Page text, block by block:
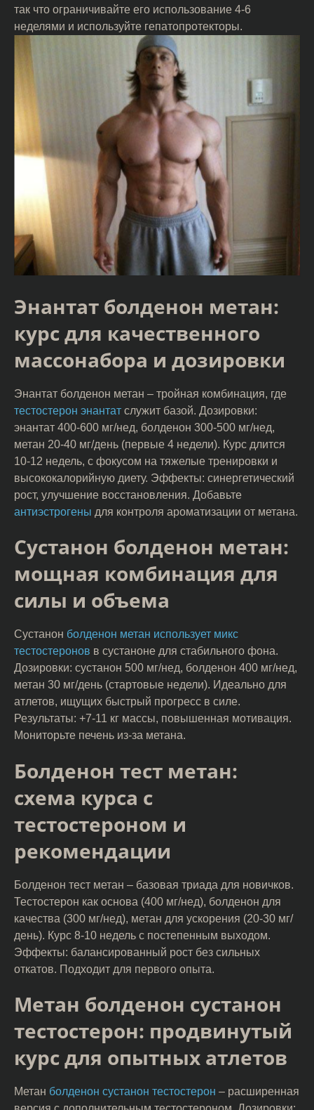
так что ограничивайте его использование 4-6
неделями и используйте гепатопротекторы.
Энантат болденон метан:
курс для качественного
массонабора и дозировки
Энантат болденон метан – тройная комбинация, где
тестостерон энантат служит базой. Дозировки:
энантат 400-600 мг/нед, болденон 300-500 мг/нед,
метан 20-40 мг/день (первые 4 недели). Курс длится
10-12 недель, с фокусом на тяжелые тренировки и
высококалорийную диету. Эффекты: синергетический
рост, улучшение восстановления. Добавьте
антиэстрогены для контроля ароматизации от метана.
Сустанон болденон метан:
мощная комбинация для
силы и объема
Сустанон болденон метан использует микс
тестостеронов в сустаноне для стабильного фона.
Дозировки: сустанон 500 мг/нед, болденон 400 мг/нед,
метан 30 мг/день (стартовые недели). Идеально для
атлетов, ищущих быстрый прогресс в силе.
Результаты: +7-11 кг массы, повышенная мотивация.
Мониторьте печень из-за метана.
Болденон тест метан:
схема курса с
тестостероном и
рекомендации
Болденон тест метан – базовая триада для новичков.
Тестостерон как основа (400 мг/нед), болденон для
качества (300 мг/нед), метан для ускорения (20-30 мг/
день). Курс 8-10 недель с постепенным выходом.
Эффекты: балансированный рост без сильных
откатов. Подходит для первого опыта.
Метан болденон сустанон
тестостерон: продвинутый
курс для опытных атлетов
Метан болденон сустанон тестостерон – расширенная